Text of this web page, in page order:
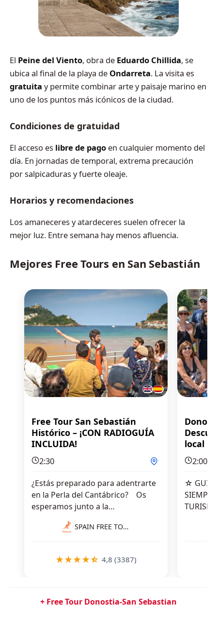
El Peine del Viento, obra de Eduardo Chillida, se
ubica al final de la playa de Ondarreta. La visita es
gratuita y permite combinar arte y paisaje marino en
uno de los puntos más icónicos de la ciudad.
Condiciones de gratuidad
El acceso es libre de pago en cualquier momento del
día. En jornadas de temporal, extrema precaución
por salpicaduras y fuerte oleaje.
Horarios y recomendaciones
Los amaneceres y atardeceres suelen ofrecer la
mejor luz. Entre semana hay menos afluencia.
Mejores Free Tours en San Sebastián
Free Tour San Sebastián
Histórico – ¡CON RADIOGUÍA
INCLUIDA!
2:30
¿Estás preparado para adentrarte
en la Perla del Cantábrico? Os
esperamos junto a la…
SPAIN FREE TOURS
★★★★☆ 4,8 (3387)
local
2:00
☆ GUIA
+ Free Tour Donostia-San Sebastian